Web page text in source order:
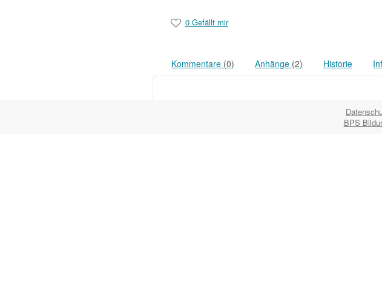
0 Gefällt mir
Kommentare (0) Anhänge (2) Historie
BPS